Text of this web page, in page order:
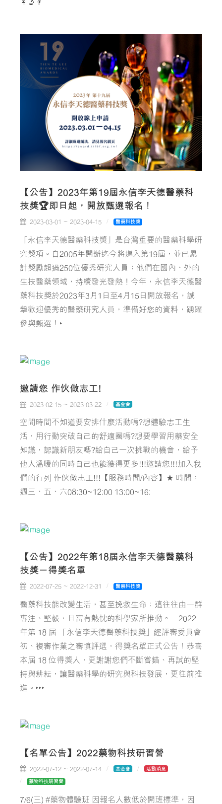
👩‍🔬👨
【公告】2023年第19屆永信李天德醫藥科
技獎🏆即日起，開放甄選報名！
2023-03-01 ~ 2023-04-15 醫藥科技獎
「永信李天德醫藥科技獎」是台灣重要的醫藥科學研
究獎項。自2005年開辦迄今將邁入第19屆，並已累
計獎勵超過250位優秀研究人員；他們在國內、外的
生技醫藥領域，持續發光發熱！今年，永信李天德醫
藥科技獎於2023年3月1日至4月15日開放報名，誠
摯歡迎優秀的醫藥研究人員，準備好您的資料，踴躍
參與甄選！‣
邀請您 作伙做志工!
2023-02-15 ~ 2023-03-22 基金會
空閒時間不知道要安排什麼活動嗎?想體驗志工生
活，用行動突破自己的舒適圈嗎?想要學習用藥安全
知識，認識新朋友嗎?給自己一次挑戰的機會，給予
他人溫暖的同時自己也能獲得更多!!!邀請您!!!加入我
們的行列 作伙做志工!!!【服務時間/內容】★ 時間：
週三、五、六08:30~12:00 13:00~16:
【公告】2022年第18屆永信李天德醫藥科
技獎－得獎名單
2022-07-25 ~ 2022-12-31 醫藥科技獎
醫藥科技能改變生活，甚至挽救生命；這往往由一群
專注、堅毅，且富有熱忱的科學家所推動。 2022
年第 18 屆 「永信李天德醫藥科技獎」經評審委員會
初、複審作業之審慎評選，得獎名單正式公告！恭喜
本屆 18 位得獎人，更謝謝您們不斷嘗錯、再試的堅
持與耕耘，讓醫藥科學的研究與科技發展，更往前推
進。‣‣‣
【名單公告】2022藥物科技研習營
2022-07-12 ~ 2022-07-14 基金會 活動消息
藥物科技研習營
7/6(三) #藥物體驗班 因報名人數低於開班標準，因